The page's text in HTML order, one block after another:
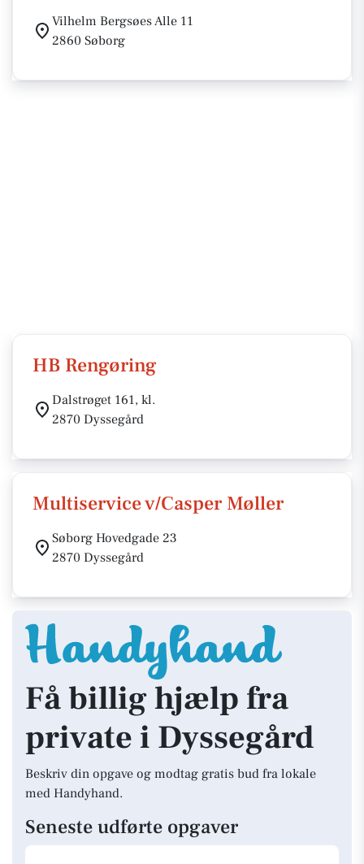
Vilhelm Bergsøes Alle 11
2860 Søborg
HB Rengøring
Dalstrøget 161, kl.
2870 Dyssegård
Multiservice v/Casper Møller
Søborg Hovedgade 23
2870 Dyssegård
Få billig hjælp fra
private i Dyssegård
Beskriv din opgave og modtag gratis bud fra lokale
med Handyhand.
Seneste udførte opgaver